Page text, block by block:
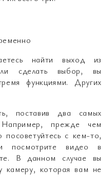
найти выход из
сделать выбор, вы
функциями. Других
поставив два самых
Например, прежде чем
посоветуйтесь с кем-то,
посмотрите видео в
В данном случае вы
камеру, которая вам не